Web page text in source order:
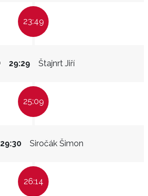
23:49
Štajnrt Jiří
29:29
25:09
Siročák Šimon
29:30
26:14